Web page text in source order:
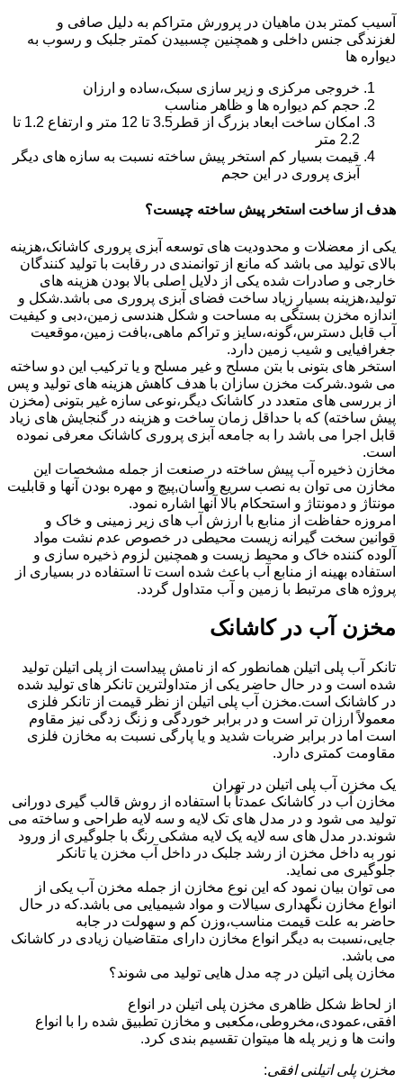
آسیب کمتر بدن ماهیان در پرورش متراکم به دلیل صافی و
لغزندگی جنس داخلی و همچنین چسبیدن کمتر جلبک و رسوب به
دیواره ها
خروجی مرکزی و زیر سازی سبک،ساده و ارزان
حجم کم دیواره ها و ظاهر مناسب
امکان ساخت ابعاد بزرگ از قطر3.5 تا 12 متر و ارتفاع 1.2 تا
2.2 متر
قیمت بسیار کم استخر پیش ساخته نسبت به سازه های دیگر
آبزی پروری در این حجم
هدف از ساخت استخر پیش ساخته چیست؟
یکی از معضلات و محدودیت های توسعه آبزی پروری کاشانک،هزینه
بالای تولید می باشد که مانع از توانمندی در رقابت با تولید کنندگان
خارجی و صادرات شده یکی از دلایل اصلی بالا بودن هزینه های
تولید،هزینه بسیار زیاد ساخت فضای آبزی پروری می باشد.شکل و
اندازه مخزن بستگی به مساحت و شکل هندسی زمین،دبی و کیفیت
آب قابل دسترس،گونه،سایز و تراکم ماهی،بافت زمین،موقعیت
جغرافیایی و شیب زمین دارد.
استخر های بتونی با بتن مسلح و غیر مسلح و یا ترکیب این دو ساخته
می شود.شرکت مخزن سازان با هدف کاهش هزینه های تولید و پس
از بررسی های متعدد در کاشانک دیگر،نوعی سازه غیر بتونی (مخزن
پیش ساخته) که با حداقل زمان ساخت و هزینه در گنجایش های زیاد
قابل اجرا می باشد را به جامعه آبزی پروری کاشانک معرفی نموده
است.
مخازن ذخیره آب پیش ساخته در صنعت از جمله مشخصات این
مخازن می توان به نصب سریع وآسان,پیچ و مهره بودن آنها و قابلیت
مونتاژ و دمونتاژ و استحکام بالا آنها اشاره نمود.
امروزه حفاظت از منابع با ارزش آب های زیر زمینی و خاک و
قوانین سخت گیرانه زیست محیطی در خصوص عدم نشت مواد
آلوده کننده خاک و محیط زیست و همچنین لزوم ذخیره سازی و
استفاده بهینه از منابع آب باعث شده است تا استفاده در بسیاری از
پروژه های مرتبط با زمین و آب متداول گردد.
مخزن آب در کاشانک
تانکر آب پلی اتیلن همانطور که از نامش پیداست از پلی اتیلن تولید
شده است و در حال حاضر یکی از متداولترین تانکر های تولید شده
در کاشانک است.مخزن آب پلی اتیلن از نظر قیمت از تانکر فلزی
معمولاً ارزان تر است و در برابر خوردگی و زنگ زدگی نیز مقاوم
است اما در برابر ضربات شدید و یا پارگی نسبت به مخازن فلزی
مقاومت کمتری دارد.
یک مخزن آب پلی اتیلن در تهران
مخازن آب در کاشانک عمدتاً با استفاده از روش قالب گیری دورانی
تولید می شود و در مدل های تک لایه و سه لایه طراحی و ساخته می
شوند.در مدل های سه لایه یک لایه مشکی رنگ با جلوگیری از ورود
نور به داخل مخزن از رشد جلبک در داخل آب مخزن یا تانکر
جلوگیری می نماید.
می توان بیان نمود که این نوع مخازن از جمله مخزن آب یکی از
انواع مخازن نگهداری سیالات و مواد شیمیایی می باشد.که در حال
حاضر به علت قیمت مناسب،وزن کم و سهولت در جابه
جایی،نسبت به دیگر انواع مخازن دارای متقاضیان زیادی در کاشانک
می باشد.
مخازن پلی اتیلن در چه مدل هایی تولید می شوند؟
از لحاظ شکل ظاهری مخزن پلی اتیلن در انواع
افقی،عمودی،مخروطی،مکعبی و مخازن تطبیق شده را با انواع
وانت ها و زیر پله ها میتوان تقسیم بندی کرد.
مخزن پلی اتیلنی افقی: